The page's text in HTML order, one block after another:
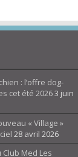
: l’offre dog-
cet été 20263 juin
« Village »
28 avril 2026
Med Les